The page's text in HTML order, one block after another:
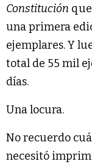
Constitución
una primera
ejemplares. Y
total de 55 mil
días.
Una locura.
No recuerdo
necesitó